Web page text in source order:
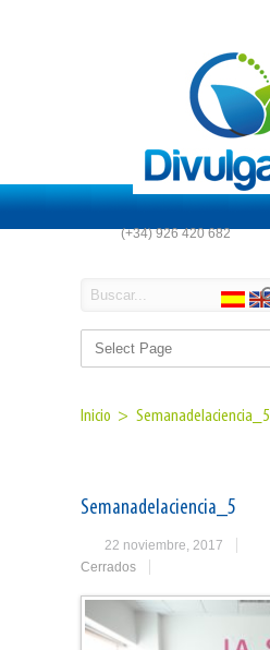
(+34) 926 420 682
Inicio > Semanadelaciencia_5
Semanadelaciencia_5
22 noviembre, 2017
Cerrados